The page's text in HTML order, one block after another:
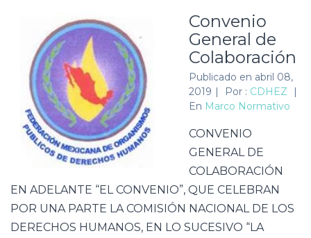
Convenio
General de
Colaboración
Publicado en abril 08,
2019 | Por : CDHEZ
|
En Marco Normativo
CONVENIO
GENERAL DE
COLABORACIÓN
EN ADELANTE “EL CONVENIO”, QUE CELEBRAN
POR UNA PARTE LA COMISIÓN NACIONAL DE LOS
DERECHOS HUMANOS, EN LO SUCESIVO “LA